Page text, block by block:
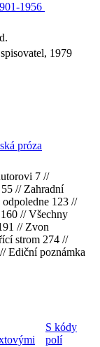
1956
1979
próza
7 //
// Zahradní
123 //
// Všechny
// Zvon
strom 274 //
Ediční poznámka
S kódy
polí